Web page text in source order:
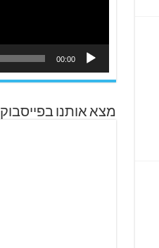
00:00
מצא אותנו בפייסבוק